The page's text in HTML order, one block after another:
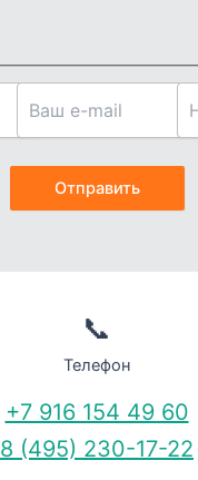
📞
Телефон
+7 916 154 49 60
8 (495) 230-17-22